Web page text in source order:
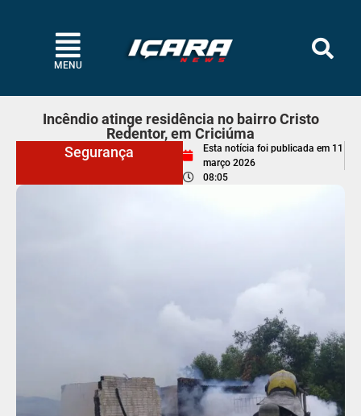
MENU
Incêndio atinge residência no bairro Cristo
Redentor, em Criciúma
Segurança
Esta notícia foi publicada em 11
março 2026
08:05